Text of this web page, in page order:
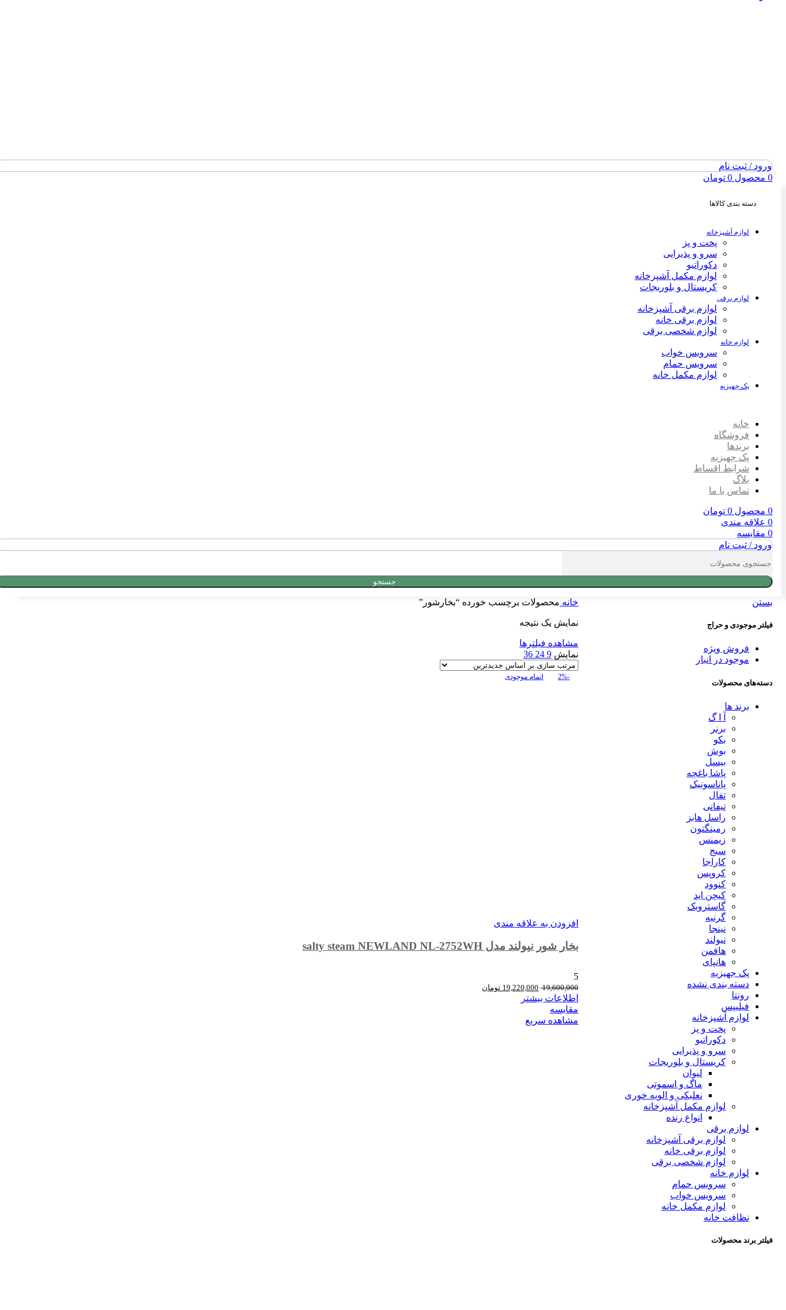
ورود / ثبت نام
0 محصول 0 تومان
دسته بندی کالاها
لوازم آشپزخانه
پخت و پز
سرو و پذیرایی
دکوراتیو
لوازم مکمل آشپزخانه
کریستال و بلوریجات
لوازم برقی
لوازم برقی آشپزخانه
لوازم برقی خانه
لوازم شخصی برقی
لوازم خانه
سرویس خواب
سرویس حمام
لوازم مکمل خانه
پک جهیزیه
خانه
فروشگاه
برندها
پک جهیزیه
شرایط اقساط
بلاگ
تماس با ما
0 محصول 0 تومان
0 علاقه مندی
0 مقایسه
ورود / ثبت نام
جستجو
بستن
فیلتر موجودی و حراج
فروش ویژه
موجود در انبار
دسته‌های محصولات
برند ها
آ ا گ
برنر
بکو
بوش
بیسل
پاشا باغچه
پاناسونیک
تفال
تیفانی
راسل هابز
رمینگتون
زیمنس
سیج
کاراجا
کروپس
کنوود
کیچن اید
گاستروبک
گرنیه
نینجا
نیولند
هافمن
هانپای
پک جهیزیه
دسته بندی نشده
رونتا
فیلیپس
لوازم آشپزخانه
پخت و پز
دکوراتیو
سرو و پذیرایی
کریستال و بلوریجات
لیوان
ماگ و اسموتی
نعلبکی و الویه خوری
لوازم مکمل آشپزخانه
انواع رنده
لوازم برقی
لوازم برقی آشپزخانه
لوازم برقی خانه
لوازم شخصی برقی
لوازم خانه
سرویس حمام
سرویس خواب
لوازم مکمل خانه
نظافت خانه
فیلتر برند محصولات
خانه محصولات برچسب خورده “بخارشور”
نمایش یک نتیجه
مشاهده فیلترها
نمایش 9
24
36
-2% اتمام موجودی
افزودن به علاقه مندی
بخار شور نیولند مدل salty steam NEWLAND NL-2752WH
5
19,600,000
19,220,000 تومان
اطلاعات بیشتر
مقایسه
مشاهده سریع